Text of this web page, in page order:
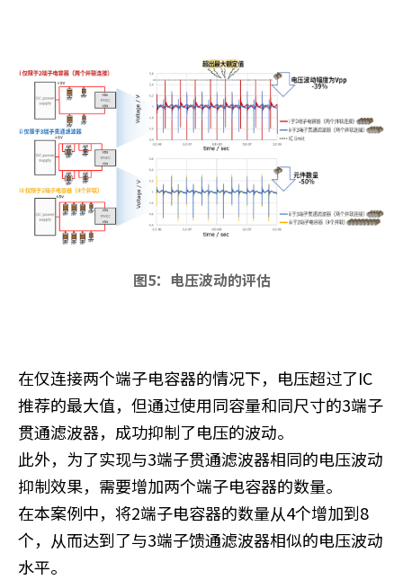
图5：电压波动的评估
在仅连接两个端子电容器的情况下，电压超过了IC
推荐的最大值，但通过使用同容量和同尺寸的3端子
贯通滤波器，成功抑制了电压的波动。
此外，为了实现与3端子贯通滤波器相同的电压波动
抑制效果，需要增加两个端子电容器的数量。
在本案例中，将2端子电容器的数量从4个增加到8
个，从而达到了与3端子馈通滤波器相似的电压波动
水平。